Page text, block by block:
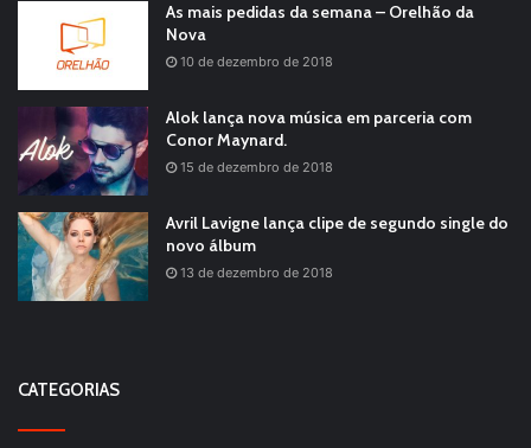
As mais pedidas da semana – Orelhão da
Nova
10 de dezembro de 2018
Alok lança nova música em parceria com
Conor Maynard.
15 de dezembro de 2018
Avril Lavigne lança clipe de segundo single do
novo álbum
13 de dezembro de 2018
CATEGORIAS